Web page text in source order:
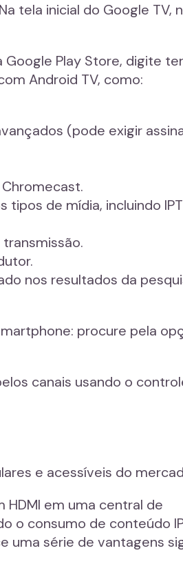
tela inicial do Google TV,
Google Play Store, digite
Android TV, como:
(pode exigir
de mídia, incluindo
nos resultados da
procure pela
canais usando o
e acessíveis do
em uma central de
o consumo de conteúdo
uma série de vantagens